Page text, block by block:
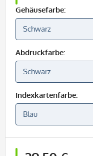
Gehäusefarbe:
Abdruckfarbe:
Indexkartenfarbe: